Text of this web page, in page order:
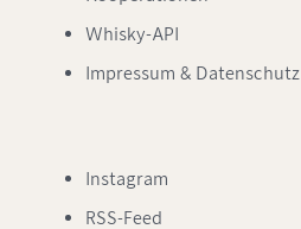
Whisky-API
Impressum & Datenschutz
Instagram
RSS-Feed